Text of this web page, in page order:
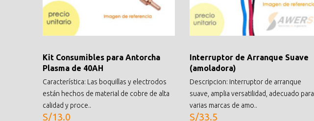
Kit Consumibles para Antorcha
Plasma de 40AH
Característica: Las boquillas y electrodos
están hechos de material de cobre de alta
calidad y proce..
S/13.0
Interruptor de Arranque Suave
(amoladora)
Descripcion: Interruptor de arranque
suave, amplia versatilidad, adecuado para
varias marcas de amo..
S/33.5